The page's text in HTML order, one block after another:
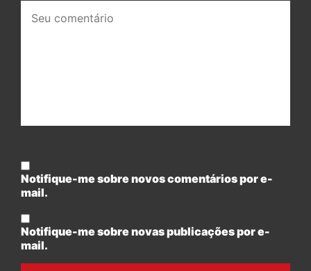
comentário:
Notifique-me sobre novos comentários por e-
mail.
Notifique-me sobre novas publicações por e-
mail.